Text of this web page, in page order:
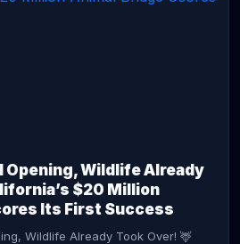
Opening, Wildlife Already
$20 Million
Its First Success
Wildlife Already Took Over! 🦌